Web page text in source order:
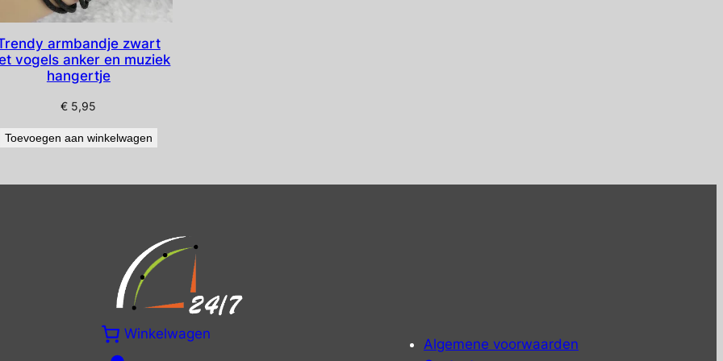
armbandje zwart
vogels anker en muziek
hangertje
€ 5,95
Toevoegen aan winkelwagen
Winkelwagen
Algemene voorwaarden